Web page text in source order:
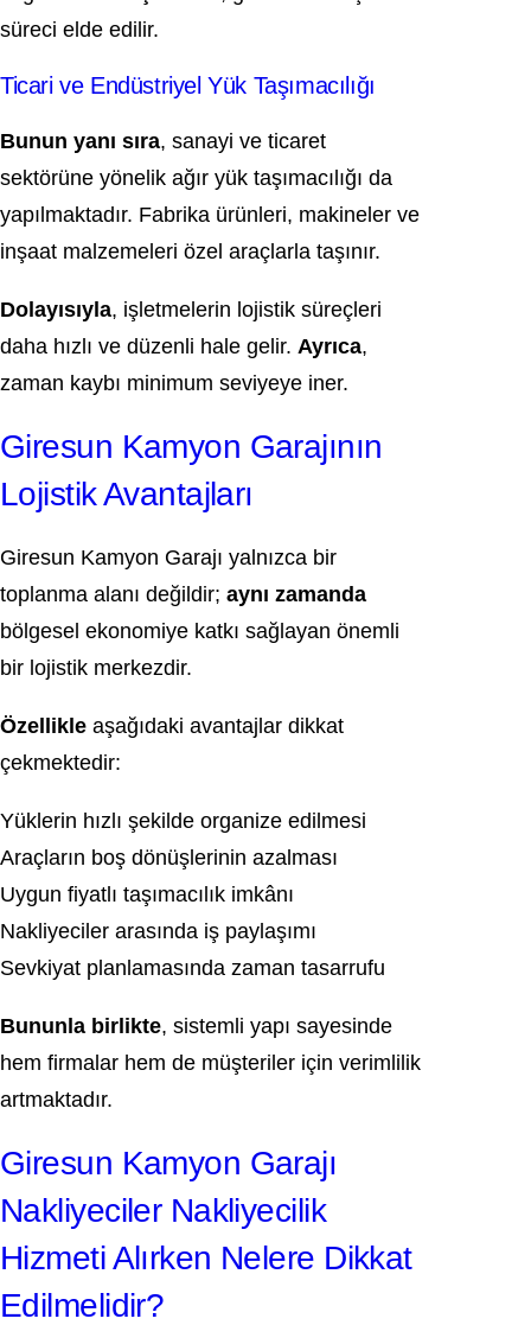
süreci elde edilir.
Ticari ve Endüstriyel Yük Taşımacılığı
Bunun yanı sıra, sanayi ve ticaret
sektörüne yönelik ağır yük taşımacılığı da
yapılmaktadır. Fabrika ürünleri, makineler ve
inşaat malzemeleri özel araçlarla taşınır.
Dolayısıyla, işletmelerin lojistik süreçleri
daha hızlı ve düzenli hale gelir. Ayrıca,
zaman kaybı minimum seviyeye iner.
Giresun Kamyon Garajının
Lojistik Avantajları
Giresun Kamyon Garajı yalnızca bir
toplanma alanı değildir; aynı zamanda
bölgesel ekonomiye katkı sağlayan önemli
bir lojistik merkezdir.
Özellikle aşağıdaki avantajlar dikkat
çekmektedir:
Yüklerin hızlı şekilde organize edilmesi
Araçların boş dönüşlerinin azalması
Uygun fiyatlı taşımacılık imkânı
Nakliyeciler arasında iş paylaşımı
Sevkiyat planlamasında zaman tasarrufu
Bununla birlikte, sistemli yapı sayesinde
hem firmalar hem de müşteriler için verimlilik
artmaktadır.
Giresun Kamyon Garajı
Nakliyeciler Nakliyecilik
Hizmeti Alırken Nelere Dikkat
Edilmelidir?